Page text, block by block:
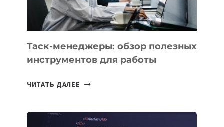
МОЖНО
ПОРУЧИТЬ
УЖЕ
СЕГОДНЯ
Таск-менеджеры: обзор полезных
инструментов для работы
ЧИТАТЬ ДАЛЕЕ ТАСК-
ПОЛЕЗНЫХ